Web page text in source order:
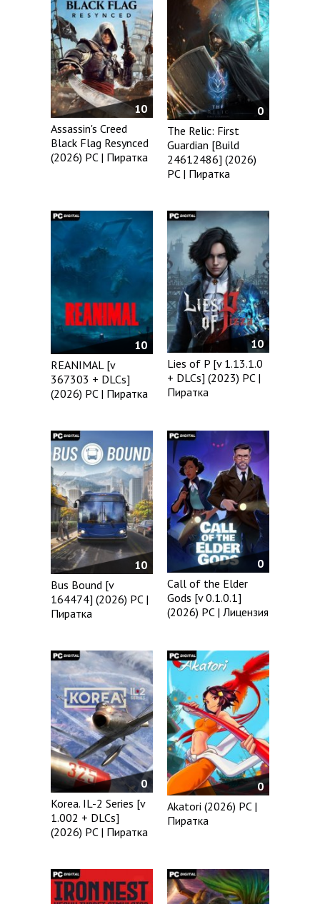
10
Assassin's Creed
Black Flag Resynced
(2026) PC | Пиратка
0
The Relic: First
Guardian [Build
24612486] (2026)
PC | Пиратка
10
REANIMAL [v
367303 + DLCs]
(2026) PC | Пиратка
10
Lies of P [v 1.13.1.0
+ DLCs] (2023) PC |
Пиратка
10
Bus Bound [v
164474] (2026) PC |
Пиратка
0
Call of the Elder
Gods [v 0.1.0.1]
(2026) PC | Лицензия
0
Korea. IL-2 Series [v
1.002 + DLCs]
(2026) PC | Пиратка
0
Akatori (2026) PC |
Пиратка